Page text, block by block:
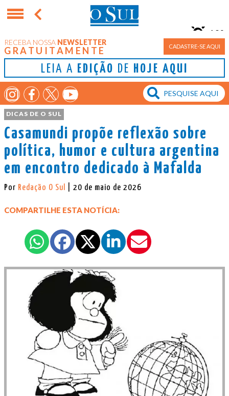
RECEBA NOSSA NEWSLETTER
GRATUITAMENTE CADASTRE-SE AQUI
LEIA A EDIÇÃO DE HOJE AQUI
Porto Alegre
10°
DICAS DE O SUL
Casamundi propõe reflexão sobre
política, humor e cultura argentina
em encontro dedicado à Mafalda
Por Redação O Sul | 20 de maio de 2026
COMPARTILHE ESTA NOTÍCIA: